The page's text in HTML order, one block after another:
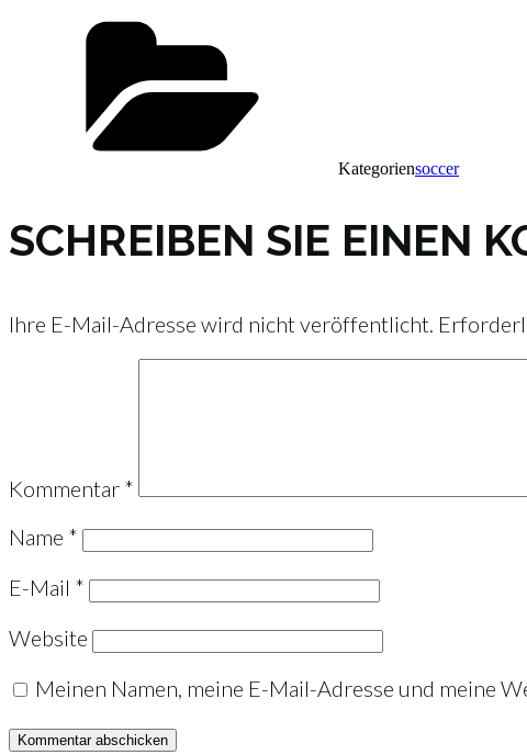
Kategoriensoccer
SCHREIBEN SIE EINEN
Ihre E-Mail-Adresse wird nicht veröffentlicht.
Kommentar *
Name *
E-Mail *
Website
Meinen Namen, meine E-Mail-Adresse und meine